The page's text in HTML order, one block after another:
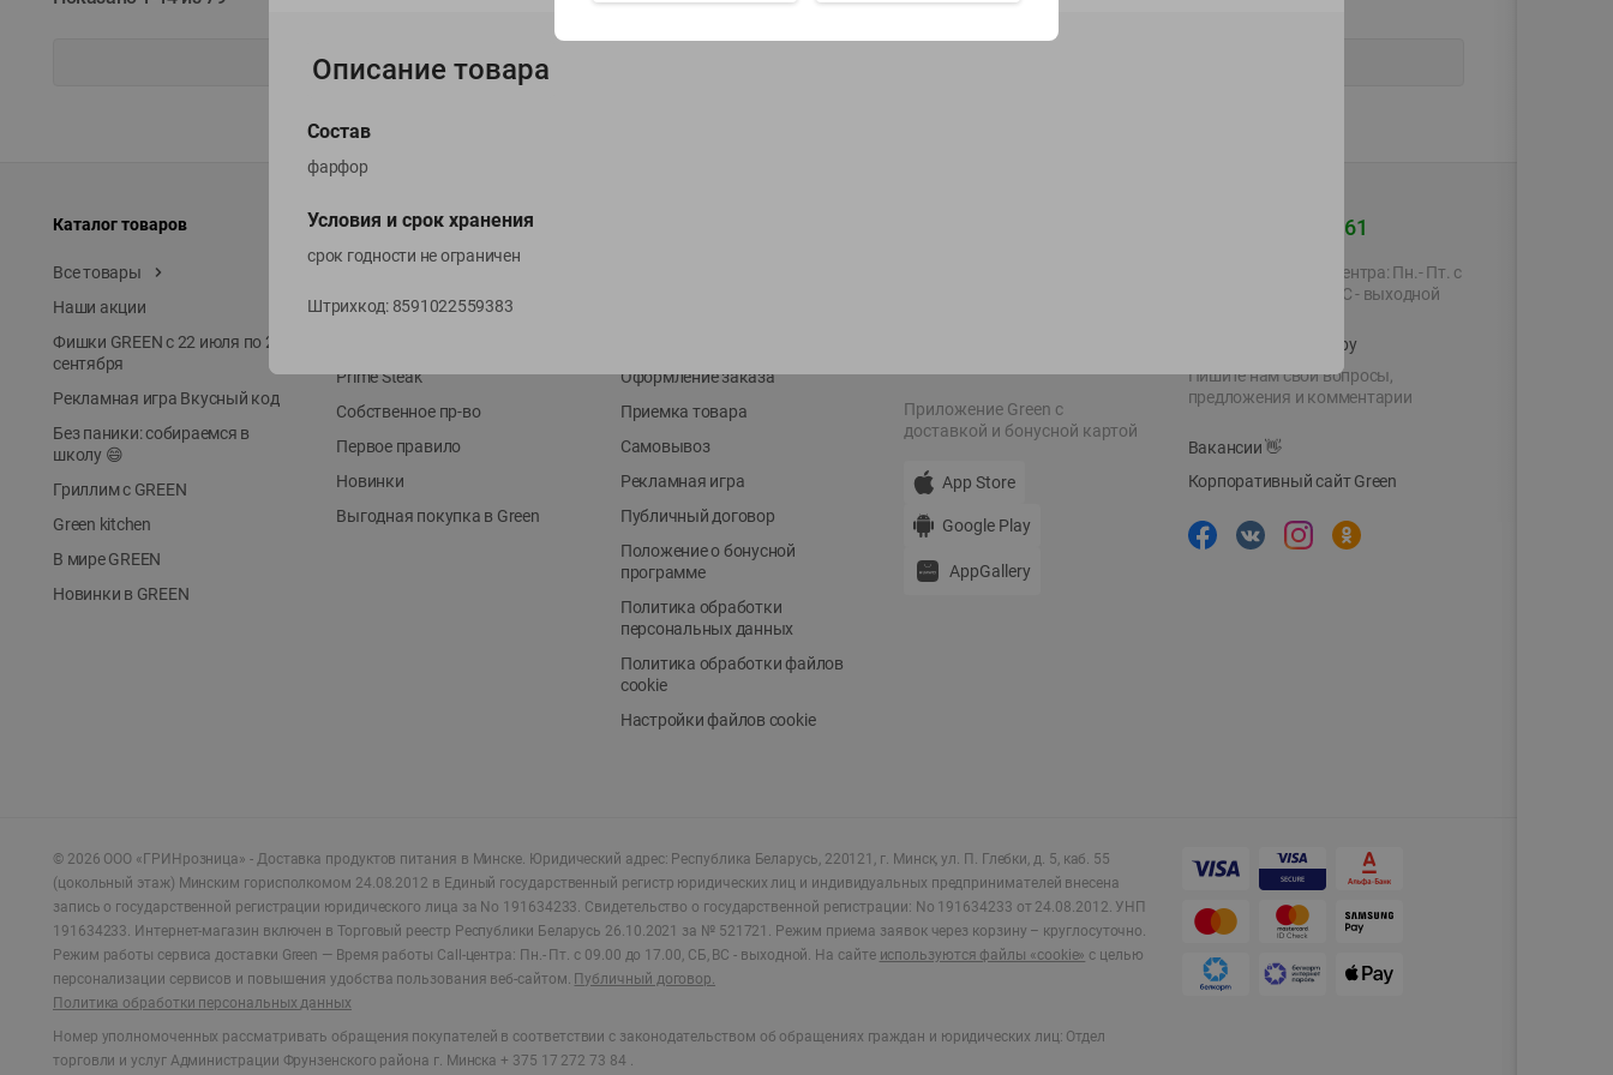
Каталог товаров
Все товары
Наши акции
Фишки GREEN с 22 июля по 22
сентября
Рекламная игра Вкусный код
Без паники: собираемся в
школу 😄
Гриллим с GREEN
Green kitchen
В мире GREEN
Новинки в GREEN
Специально для вас
Местное известное
Prime Steak
Собственное пр-во
Первое правило
Новинки
Выгодная покупка в Green
Оформление заказа
Приемка товара
Самовывоз
Рекламная игра
Публичный договор
Положение о бонусной
программе
Политика обработки
персональных данных
Политика обработки файлов
cookie
Настройки файлов cookie
Приложение Green c
доставкой и бонусной картой
App Store
Google Play
AppGallery
+375 44 560-60-61
Время работы Call-центра: Пн.- Пт. с
09.00 до 17.00, СБ, ВС - выходной
shop@green-market.by
Пишите нам свои вопросы,
предложения и комментарии
Вакансии👋
Корпоративный сайт Green
© 2026 ООО «ГРИНрозница» - Доставка продуктов питания в Минске. Юридический адрес: Республика Беларусь, 220121, г. Минск, ул. П. Глебки, д. 5, каб. 55
(цокольный этаж) Минским горисполкомом 24.08.2012 в Единый государственный регистр юридических лиц и индивидуальных предпринимателей внесена
запись о государственной регистрации юридического лица за No 191634233. Свидетельство о государственной регистрации: No 191634233 от 24.08.2012. УНП
191634233. Интернет-магазин включен в Торговый реестр Республики Беларусь 26.10.2021 за № 521721. Режим приема заявок через корзину – круглосуточно.
Режим работы сервиса доставки Green — Время работы Call-центра: Пн.- Пт. с 09.00 до 17.00, СБ, ВС - выходной. На сайте используются файлы «cookie» с целью
персонализации сервисов и повышения удобства пользования веб-сайтом. Публичный договор.
Политика обработки персональных данных
Номер уполномоченных рассматривать обращения покупателей в соответствии с законодательством об обращениях граждан и юридических лиц: Отдел
торговли и услуг Администрации Фрунзенского района г. Минска + 375 17 272 73 84 .
Описание товара
Состав
фарфор
Условия и срок хранения
срок годности не ограничен
Штрихкод: 8591022559383